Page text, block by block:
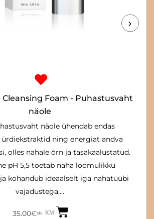
Foam - Puhastusvaht
näole
näole ühendab endas
ning energiat andva
olles nahale õrn ja tasakaalustatud.
pH 5,5 toetab naha loomulikku
kohandub ideaalselt iga nahatüübi
vajadustega.…
35.00€sis. KM